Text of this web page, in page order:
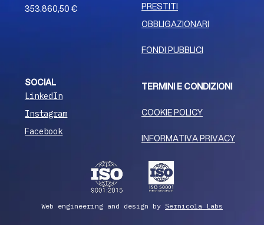
353.860,50 €
PRESTITI
OBBLIGAZIONARI
FONDI PUBBLICI
SOCIAL
LinkedIn
Instagram
Facebook
TERMINI E CONDIZIONI
COOKIE POLICY
INFORMATIVA PRIVACY
Web engineering and design by Sernicola Labs